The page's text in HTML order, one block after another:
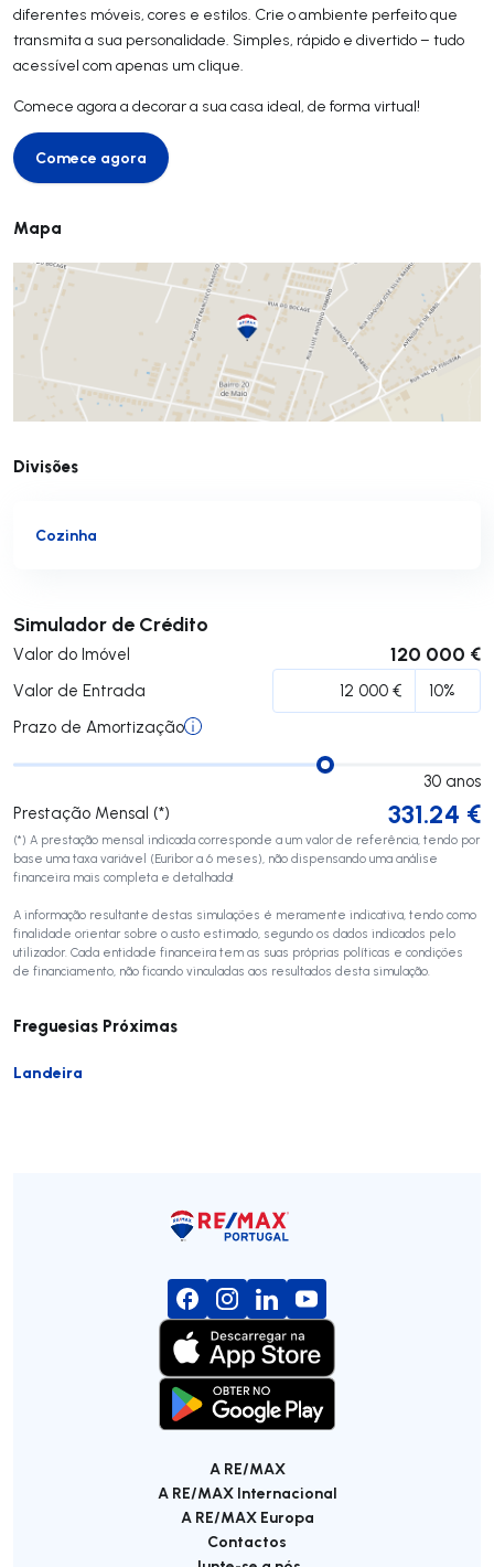
diferentes móveis, cores e estilos. Crie o ambiente perfeito que
transmita a sua personalidade. Simples, rápido e divertido – tudo
acessível com apenas um clique.
Comece agora a decorar a sua casa ideal, de forma virtual!
Comece agora
Comece agora
Mapa
Divisões
Cozinha
Simulador de Crédito
Valor do Imóvel 120 000 €
Valor de Entrada
Prazo de Amortização
30 anos
Prestação Mensal (*)
331.24 €
(*) A prestação mensal indicada corresponde a um valor de referência, tendo por
base uma taxa variável (Euribor a 6 meses), não dispensando uma análise
financeira mais completa e detalhada!
A informação resultante destas simulações é meramente indicativa, tendo como
finalidade orientar sobre o custo estimado, segundo os dados indicados pelo
utilizador. Cada entidade financeira tem as suas próprias políticas e condições
de financiamento, não ficando vinculadas aos resultados desta simulação.
Submeter
Freguesias Próximas
Landeira
A RE/MAX
A RE/MAX Internacional
A RE/MAX Europa
Contactos